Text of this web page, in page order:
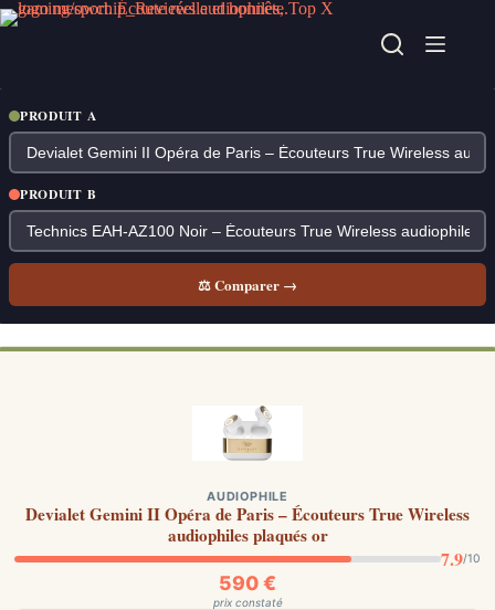
Passer
au
PRODUIT A
PRODUIT B
⚖ Comparer →
AUDIOPHILE
Devialet Gemini II Opéra de Paris – Écouteurs True Wireless
audiophiles plaqués or
7.9/10
590 €
prix constaté